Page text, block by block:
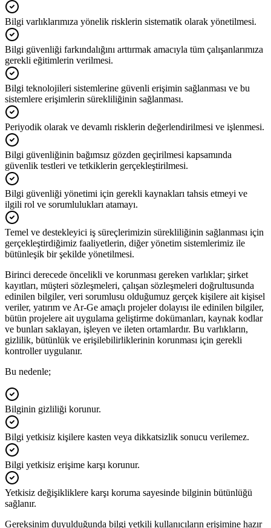
Bilgi varlıklarımıza yönelik risklerin sistematik olarak yönetilmesi.
Bilgi güvenliği farkındalığını arttırmak amacıyla tüm çalışanlarımıza
gerekli eğitimlerin verilmesi.
Bilgi teknolojileri sistemlerine güvenli erişimin sağlanması ve bu
sistemlere erişimlerin sürekliliğinin sağlanması.
Periyodik olarak ve devamlı risklerin değerlendirilmesi ve işlenmesi.
Bilgi güvenliğinin bağımsız gözden geçirilmesi kapsamında
güvenlik testleri ve tetkiklerin gerçekleştirilmesi.
Bilgi güvenliği yönetimi için gerekli kaynakları tahsis etmeyi ve
ilgili rol ve sorumlulukları atamayı.
Temel ve destekleyici iş süreçlerimizin sürekliliğinin sağlanması için
gerçekleştirdiğimiz faaliyetlerin, diğer yönetim sistemlerimiz ile
bütünleşik bir şekilde yönetilmesi.
Birinci derecede öncelikli ve korunması gereken varlıklar; şirket
kayıtları, müşteri sözleşmeleri, çalışan sözleşmeleri doğrultusunda
edinilen bilgiler, veri sorumlusu olduğumuz gerçek kişilere ait kişisel
veriler, yatırım ve Ar-Ge amaçlı projeler dolayısı ile edinilen bilgiler,
bütün projelere ait uygulama geliştirme dokümanları, kaynak kodlar
ve bunları saklayan, işleyen ve ileten ortamlardır. Bu varlıkların,
gizlilik, bütünlük ve erişilebilirliklerinin korunması için gerekli
kontroller uygulanır.
Bu nedenle;
Bilginin gizliliği korunur.
Bilgi yetkisiz kişilere kasten veya dikkatsizlik sonucu verilemez.
Bilgi yetkisiz erişime karşı korunur.
Yetkisiz değişikliklere karşı koruma sayesinde bilginin bütünlüğü
sağlanır.
Gereksinim duyulduğunda bilgi yetkili kullanıcıların erişimine hazır